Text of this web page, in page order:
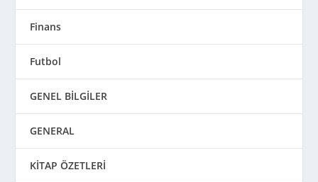
Finans
Futbol
GENEL BİLGİLER
GENERAL
KİTAP ÖZETLERİ